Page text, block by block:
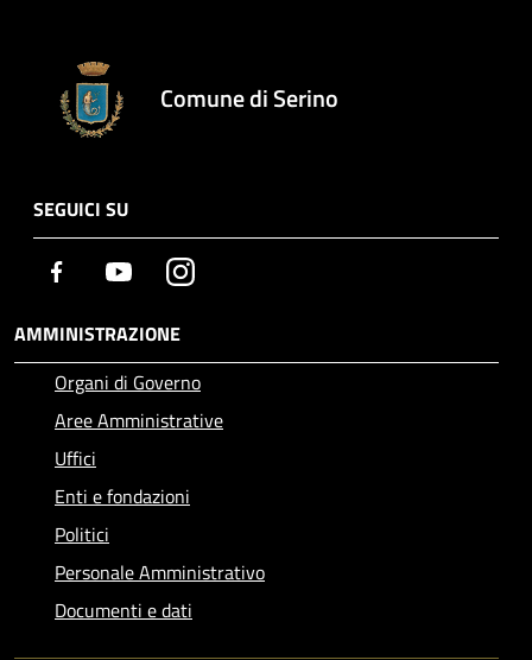
Comune di Serino
SEGUICI SU
Facebook YoutubeInstagram
AMMINISTRAZIONE
Organi di Governo
Aree Amministrative
Uffici
Enti e fondazioni
Politici
Personale Amministrativo
Documenti e dati